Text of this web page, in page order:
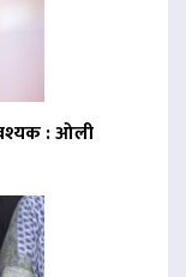
: ओली